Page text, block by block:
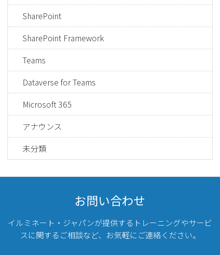
SharePoint
SharePoint Framework
Teams
Dataverse for Teams
Microsoft 365
アナウンス
未分類
お問い合わせ
イルミネート・ジャパンが提供するトレーニングやサービ
スに関するご相談など、 お気軽にご連絡ください。